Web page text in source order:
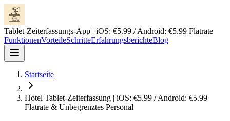
Tablet-Zeiterfassungs-App | iOS: €5.99 / Android: €5.99 Flatrate
FunktionenVorteileSchritteErfahrungsberichteBlog
Startseite
Hotel Tablet-Zeiterfassung | iOS: €5.99 / Android: €5.99
Flatrate & Unbegrenztes Personal